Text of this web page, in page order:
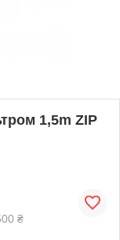
1,5m ZIP
₴